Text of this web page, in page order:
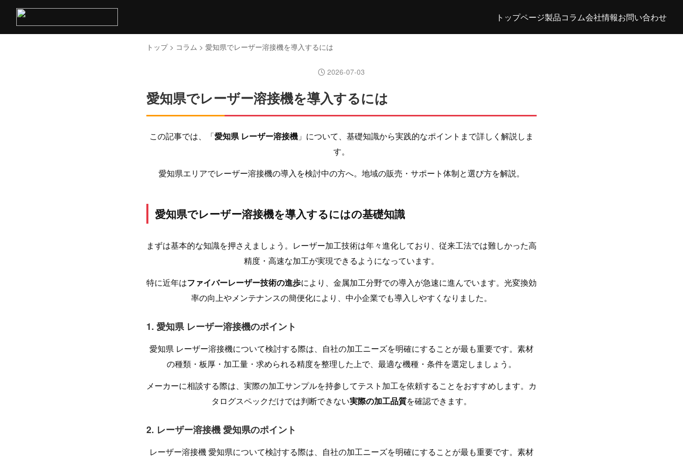
トップページ製品コラム会社情報お問い合わせ
トップ> コラム > 愛知県でレーザー溶接機を導入するには
2026-07-03
愛知県でレーザー溶接機を導入するには
この記事では、「愛知県 レーザー溶接機 」について、基礎知識から実践的なポイントまで詳しく解説しま
す。
愛知県エリアでレーザー溶接機の導入を検討中の方へ。地域の販売・サポート体制と選び方を解説。
愛知県でレーザー溶接機を導入するにはの基礎知識
まずは基本的な知識を押さえましょう。レーザー加工技術は年々進化しており、従来工法では難しかった高
精度・高速な加工が実現できるようになっています。
特に近年はファイバーレーザー技術の進歩により、金属加工分野での導入が急速に進んでいます。光変換効
率の向上やメンテナンスの簡便化により、中小企業でも導入しやすくなりました。
1. 愛知県 レーザー溶接機のポイント
愛知県 レーザー溶接機について検討する際は、自社の加工ニーズを明確にすることが最も重要です。素材
の種類・板厚・加工量・求められる精度を整理した上で、最適な機種・条件を選定しましょう。
メーカーに相談する際は、実際の加工サンプルを持参してテスト加工を依頼することをおすすめします。カ
タログスペックだけでは判断できない実際の加工品質を確認できます。
2. レーザー溶接機 愛知県のポイント
レーザー溶接機 愛知県について検討する際は、自社の加工ニーズを明確にすることが最も重要です。素材